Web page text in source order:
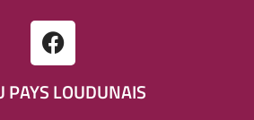
LOUDUNAIS